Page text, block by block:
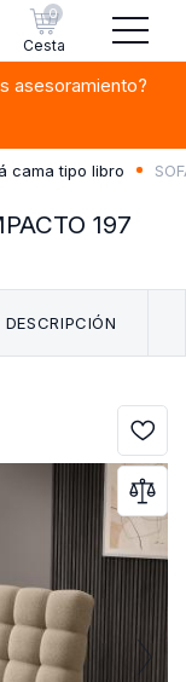
0
Cesta
asesoramiento?
cama tipo libro
197
DESCRIPCIÓN